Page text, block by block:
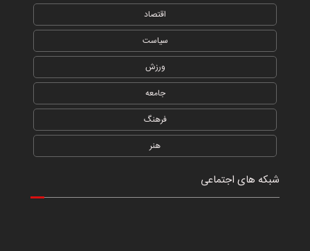
اقتصاد
سیاست
ورزش
جامعه
فرهنگ
هنر
شبکه های اجتماعی